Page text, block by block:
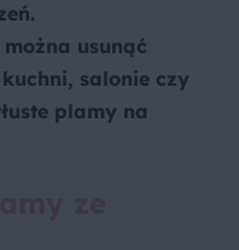
usunąć
salonie czy
plamy na